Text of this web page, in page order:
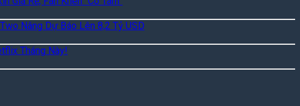
Nâng Dự Báo Lên 8,2 Tỷ USD
Tháng Này!